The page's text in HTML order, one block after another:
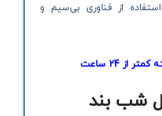
از فناوری بی‌سیم و
از 24 ساعت
شب بند